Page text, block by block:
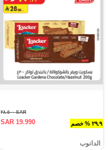
٢٩.٩ % خصم
SAR ٢٨.٥٠٠
SAR 19.990
الدانوب